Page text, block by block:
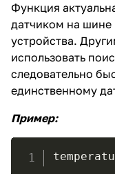
Функция
датчиком на шине
устройства.
использовать
следовательно
единственному
Пример: